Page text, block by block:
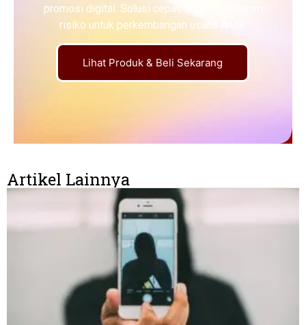
promosi digital. Solusi cepat, aman, dan minim
risiko untuk perkembangan usaha Anda.
Lihat Produk & Beli Sekarang
Artikel Lainnya